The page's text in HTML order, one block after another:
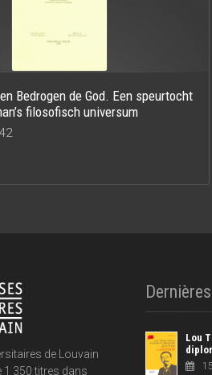
Bedrogen de God. Een speurtocht
filosofisch universum
de Louvain
350 titres dans
Lou